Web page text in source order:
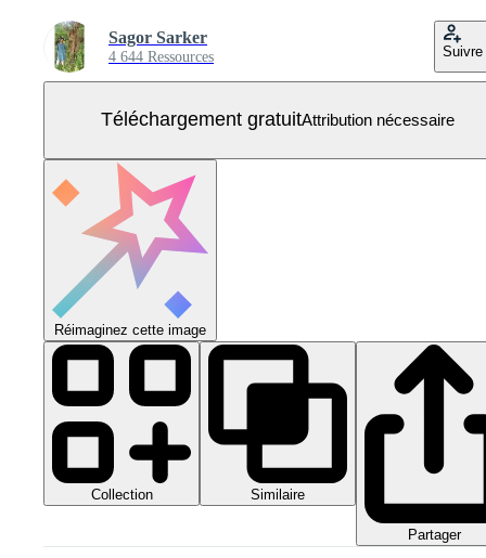
Sagor Sarker
4 644 Ressources Suivre
Téléchargement gratuitAttribution nécessaire
Réimaginez cette image
Collection Similaire
Partager